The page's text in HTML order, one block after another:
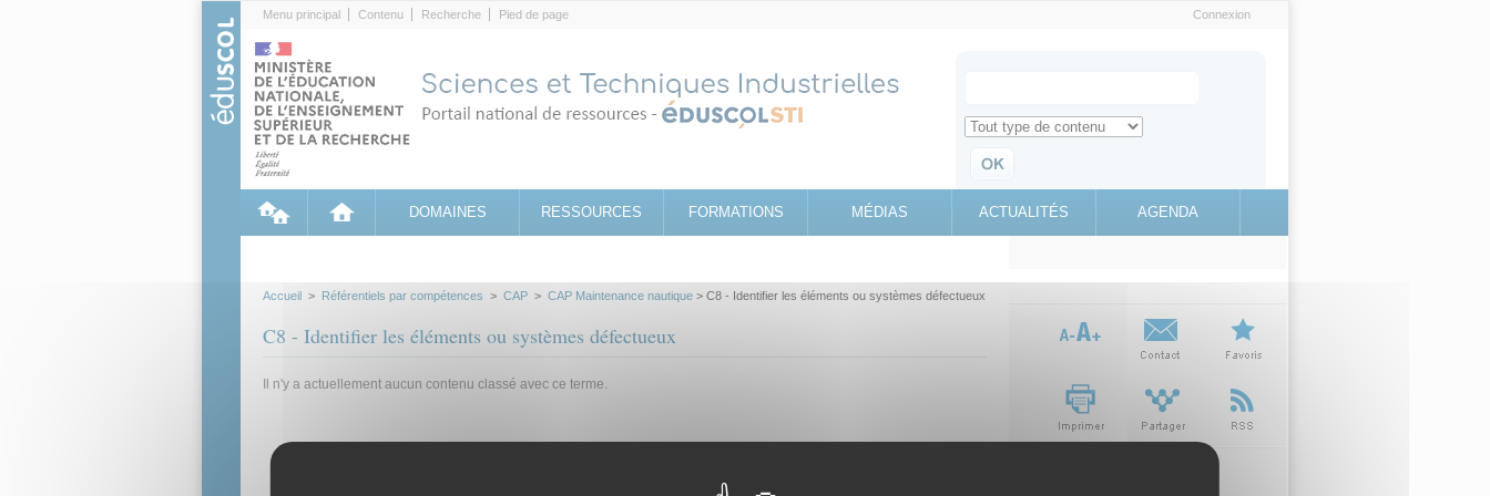
Menu principal Contenu Recherche Pied de page Connexion
Search for
Retrouvez toute l'information sur le site education.gouv.fr
DOMAINES RESSOURCES FORMATIONS MÉDIAS ACTUALITÉS AGENDA
Accueil > Référentiels par compétences > CAP > CAP Maintenance nautique > C8 - Identifier les éléments ou systèmes défectueux
C8 - Identifier les éléments ou systèmes défectueux
Il n'y a actuellement aucun contenu classé avec ce terme.